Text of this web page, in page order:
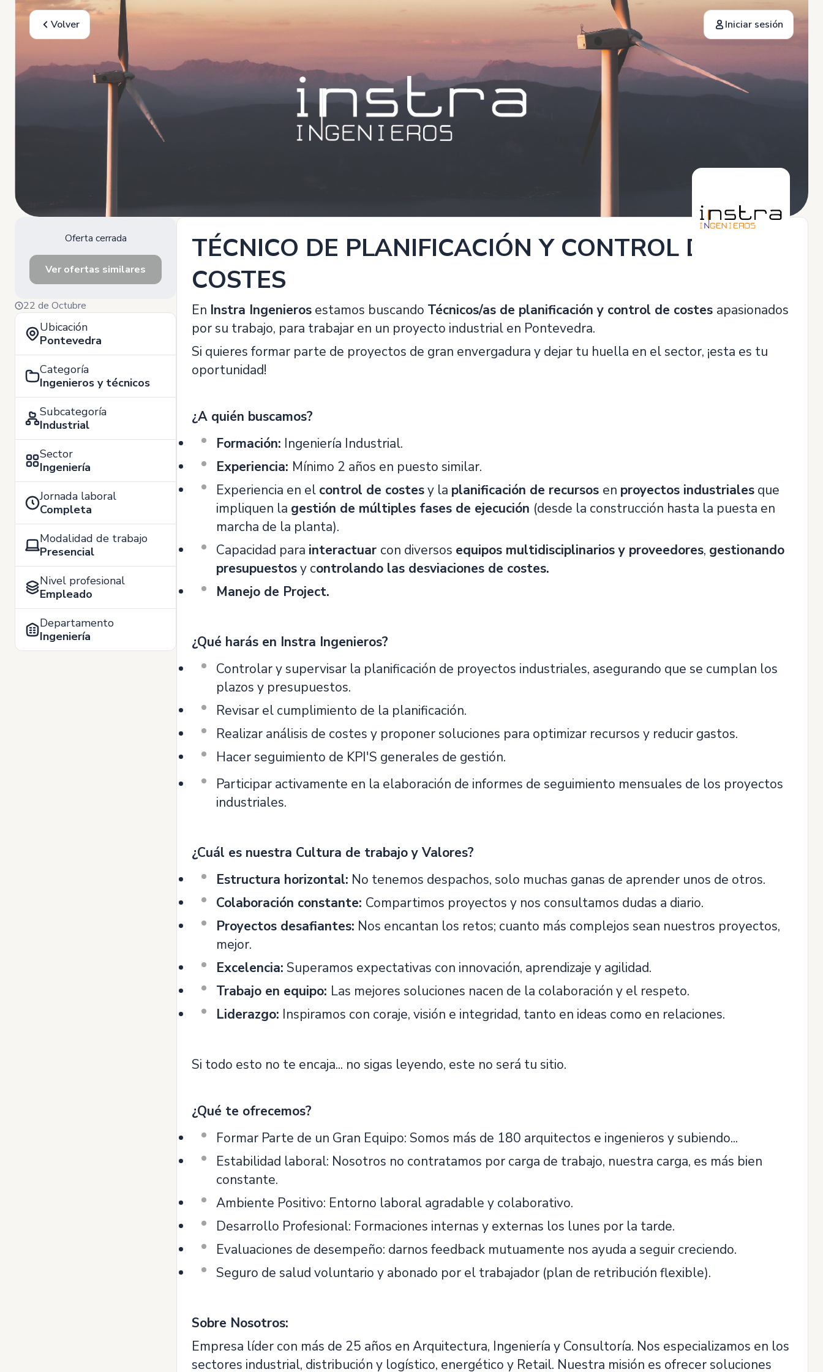
Volver Iniciar sesión
Oferta cerrada
Ver ofertas similares
22 de Octubre
Ubicación
Pontevedra
Categoría
Ingenieros y técnicos
Subcategoría
Industrial
Sector
Ingeniería
Jornada laboral
Completa
Modalidad de trabajo
Presencial
Nivel profesional
Empleado
Departamento
Ingeniería
TÉCNICO DE PLANIFICACIÓN Y CONTROL DE
COSTES
En Instra Ingenieros estamos buscando Técnicos/as de planificación y control de costes apasionados
por su trabajo, para trabajar en un proyecto industrial en Pontevedra.
Si quieres formar parte de proyectos de gran envergadura y dejar tu huella en el sector, ¡esta es tu
oportunidad!
¿A quién buscamos?
Formación: Ingeniería Industrial.
Experiencia: Mínimo 2 años en puesto similar.
Experiencia en el control de costesy la planificación de recursos en proyectos industriales que
impliquen la gestión de múltiples fases de ejecución (desde la construcción hasta la puesta en
marcha de la planta).
Capacidad para interactuar con diversos equipos multidisciplinarios y proveedores, gestionando
presupuestosy controlando las desviaciones de costes.
Manejo de Project.
¿Qué harás en Instra Ingenieros?
Controlar y supervisar la planificación de proyectos industriales, asegurando que se cumplan los
plazos y presupuestos.
Revisar el cumplimiento de la planificación.
Realizar análisis de costes y proponer soluciones para optimizar recursos y reducir gastos.
Hacer seguimiento de KPI'S generales de gestión.
Participar activamente en la elaboración de informes de seguimiento mensuales de los proyectos
industriales.
¿Cuál es nuestra Cultura de trabajo y Valores?
Estructura horizontal: No tenemos despachos, solo muchas ganas de aprender unos de otros.
Colaboración constante: Compartimos proyectos y nos consultamos dudas a diario.
Proyectos desafiantes: Nos encantan los retos; cuanto más complejos sean nuestros proyectos,
mejor.
Excelencia: Superamos expectativas con innovación, aprendizaje y agilidad.
Trabajo en equipo: Las mejores soluciones nacen de la colaboración y el respeto.
Liderazgo: Inspiramos con coraje, visión e integridad, tanto en ideas como en relaciones.
Si todo esto no te encaja... no sigas leyendo, este no será tu sitio.
¿Qué te ofrecemos?
Formar Parte de un Gran Equipo: Somos más de 180 arquitectos e ingenieros y subiendo...
Estabilidad laboral: Nosotros no contratamos por carga de trabajo, nuestra carga, es más bien
constante.
Ambiente Positivo: Entorno laboral agradable y colaborativo.
Desarrollo Profesional: Formaciones internas y externas los lunes por la tarde.
Evaluaciones de desempeño: darnos feedback mutuamente nos ayuda a seguir creciendo.
Seguro de salud voluntario y abonado por el trabajador (plan de retribución flexible).
Sobre Nosotros:
Empresa líder con más de 25 años en Arquitectura, Ingeniería y Consultoría. Nos especializamos en los
sectores industrial, distribución y logístico, energético y Retail. Nuestra misión es ofrecer soluciones